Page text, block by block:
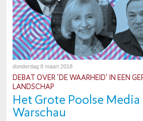
donderdag 8 maart 2018
DEBAT OVER 'DE WAARHEID' IN EEN
LANDSCHAP
Het Grote Poolse
Warschau